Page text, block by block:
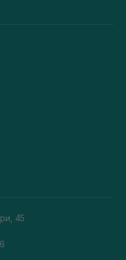
45